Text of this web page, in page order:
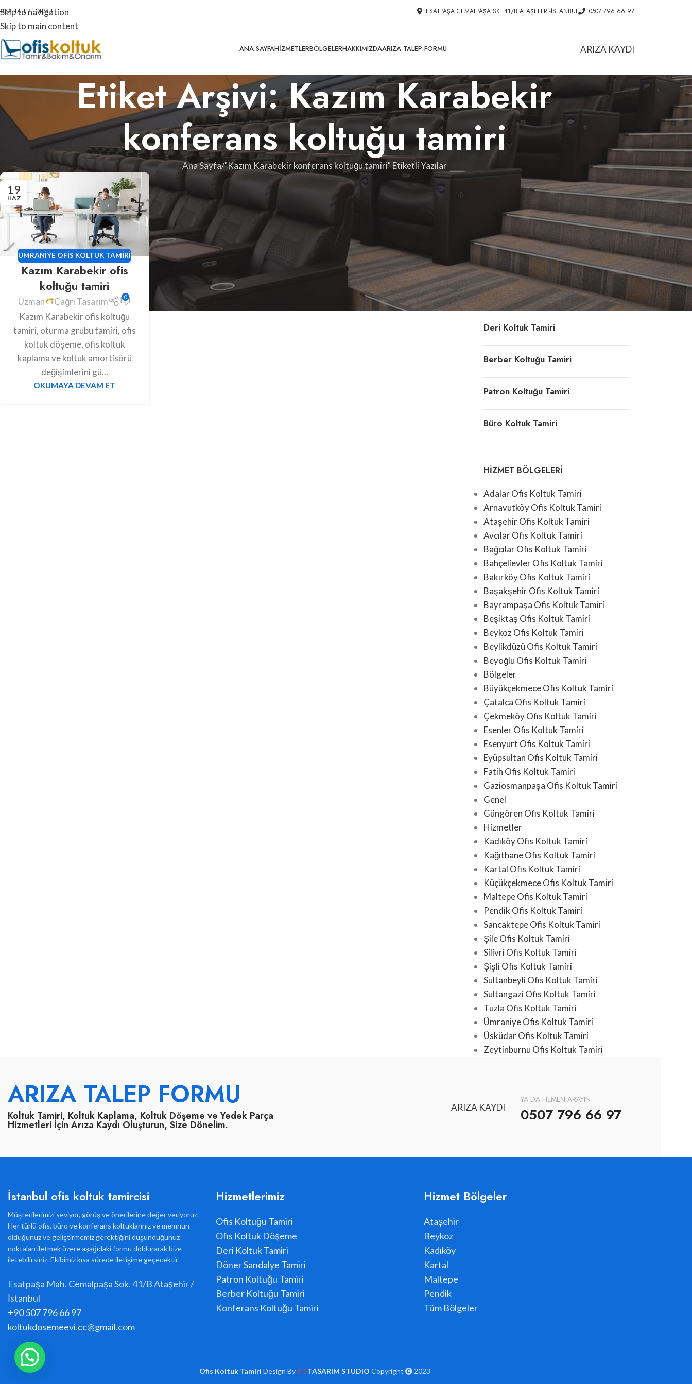
Skip to navigation
Skip to main content
TALEP FORMU ESATPAŞA CEMALPAŞA SK. 41/B ATAŞEHIR -İSTANBUL 0507 796 66 97
ANA SAYFAHIZMETLERBÖLGELERHAKKIMIZDAARIZA TALEP FORMU ARIZA KAYDI
Etiket Arşivi: Kazım Karabekir
konferans koltuğu tamiri
Ana Sayfa "Kazım Karabekir konferans koltuğu tamiri" Etiketli Yazılar
19
HAZ
ÜMRANIYE OFIS KOLTUK TAMIRI
Kazım Karabekir ofis
koltuğu tamiri
Uzman Çağrı Tasarım 0
Kazım Karabekir ofis koltuğu
tamiri, oturma grubu tamiri, ofis
koltuk döşeme, ofis koltuk
kaplama ve koltuk amortisörü
değişimlerini gü...
OKUMAYA DEVAM ET
HIZMETLER
Konferans Koltuğu Tamiri
Döner Sandalye Tamiri
Ofis Koltuk Döşeme
Deri Koltuk Tamiri
Berber Koltuğu Tamiri
Patron Koltuğu Tamiri
Büro Koltuk Tamiri
HIZMET BÖLGELERI
Adalar Ofis Koltuk Tamiri
Arnavutköy Ofis Koltuk Tamiri
Ataşehir Ofis Koltuk Tamiri
Avcılar Ofis Koltuk Tamiri
Bağcılar Ofis Koltuk Tamiri
Bahçelievler Ofis Koltuk Tamiri
Bakırköy Ofis Koltuk Tamiri
Başakşehir Ofis Koltuk Tamiri
Bayrampaşa Ofis Koltuk Tamiri
Beşiktaş Ofis Koltuk Tamiri
Beykoz Ofis Koltuk Tamiri
Beylikdüzü Ofis Koltuk Tamiri
Beyoğlu Ofis Koltuk Tamiri
Bölgeler
Büyükçekmece Ofis Koltuk Tamiri
Çatalca Ofis Koltuk Tamiri
Çekmeköy Ofis Koltuk Tamiri
Esenler Ofis Koltuk Tamiri
Esenyurt Ofis Koltuk Tamiri
Eyüpsultan Ofis Koltuk Tamiri
Fatih Ofis Koltuk Tamiri
Gaziosmanpaşa Ofis Koltuk Tamiri
Genel
Güngören Ofis Koltuk Tamiri
Hizmetler
Kadıköy Ofis Koltuk Tamiri
Kağıthane Ofis Koltuk Tamiri
Kartal Ofis Koltuk Tamiri
Küçükçekmece Ofis Koltuk Tamiri
Maltepe Ofis Koltuk Tamiri
Pendik Ofis Koltuk Tamiri
Sancaktepe Ofis Koltuk Tamiri
Şile Ofis Koltuk Tamiri
Silivri Ofis Koltuk Tamiri
Şişli Ofis Koltuk Tamiri
Sultanbeyli Ofis Koltuk Tamiri
Sultangazi Ofis Koltuk Tamiri
Tuzla Ofis Koltuk Tamiri
Ümraniye Ofis Koltuk Tamiri
Üsküdar Ofis Koltuk Tamiri
Zeytinburnu Ofis Koltuk Tamiri
ARIZA TALEP FORMU
Koltuk Tamiri, Koltuk Kaplama, Koltuk Döşeme ve Yedek Parça
Hizmetleri İçin Arıza Kaydı Oluşturun, Size Dönelim.
ARIZA KAYDI
YA DA HEMEN ARAYIN
0507 796 66 97
İstanbul ofis koltuk tamircisi
Müşterilerimizi seviyor, görüş ve önerilerine değer veriyoruz.
Her türlü ofis, büro ve konferans koltuklarınız ve memnun
olduğunuz ve geliştirmemiz gerektiğini düşündüğünüz
noktaları iletmek üzere aşağıdaki formu doldurarak bize
iletebilirsiniz. Ekibimiz kısa sürede iletişime geçecektir
Esatpaşa Mah. Cemalpaşa Sok. 41/B Ataşehir /
İstanbul
+90 507 796 66 97
koltukdosemeevi.cc@gmail.com
Hizmetlerimiz
Ofis Koltuğu Tamiri
Ofis Koltuk Döşeme
Deri Koltuk Tamiri
Döner Sandalye Tamiri
Patron Koltuğu Tamiri
Berber Koltuğu Tamiri
Konferans Koltuğu Tamiri
Hizmet Bölgeler
Ataşehir
Beykoz
Kadıköy
Kartal
Maltepe
Pendik
Tüm Bölgeler
Ofis Koltuk Tamiri Design By CTTASARIM STUDIO Copyright 2023